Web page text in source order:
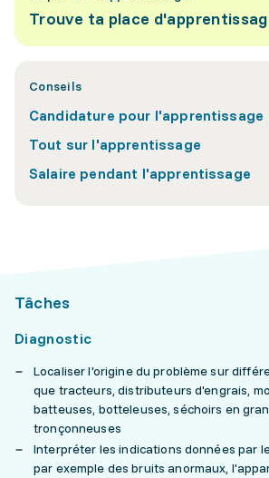
Trouve ta place
Conseils
Candidature pour l'apprentissage
Tout sur l'apprentissage
Salaire pendant l'apprentissage
Tâches
Diagnostic
Localiser l'origine du problème sur
que tracteurs, distributeurs d'engrais,
batteuses, botteleuses, séchoirs en
tronçonneuses
Interpréter les indications données par
par exemple des bruits anormaux,